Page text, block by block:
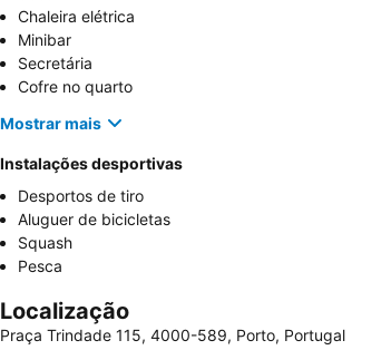
Chaleira elétrica
Minibar
Secretária
Cofre no quarto
Mostrar mais
Instalações desportivas
Desportos de tiro
Aluguer de bicicletas
Squash
Pesca
Localização
Praça Trindade 115, 4000-589, Porto, Portugal